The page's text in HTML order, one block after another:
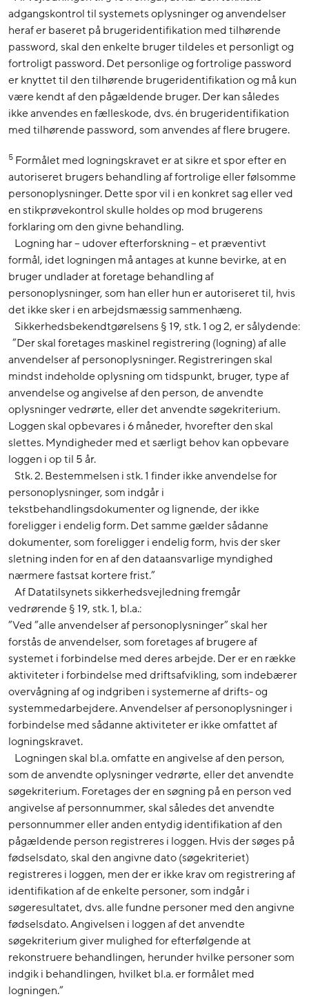
adgangskontrol til systemets oplysninger og anvendelser
heraf er baseret på brugeridentifikation med tilhørende
password, skal den enkelte bruger tildeles et personligt og
fortroligt password. Det personlige og fortrolige password
er knyttet til den tilhørende brugeridentifikation og må kun
være kendt af den pågældende bruger. Der kan således
ikke anvendes en fælleskode, dvs. én brugeridentifikation
med tilhørende password, som anvendes af flere brugere.
5 Formålet med logningskravet er at sikre et spor efter en
autoriseret brugers behandling af fortrolige eller følsomme
personoplysninger. Dette spor vil i en konkret sag eller ved
en stikprøvekontrol skulle holdes op mod brugerens
forklaring om den givne behandling.
Logning har – udover efterforskning – et præventivt
formål, idet logningen må antages at kunne bevirke, at en
bruger undlader at foretage behandling af
personoplysninger, som han eller hun er autoriseret til, hvis
det ikke sker i en arbejdsmæssig sammenhæng.
Sikkerhedsbekendtgørelsens § 19, stk. 1 og 2, er sålydende:
”Der skal foretages maskinel registrering (logning) af alle
anvendelser af personoplysninger. Registreringen skal
mindst indeholde oplysning om tidspunkt, bruger, type af
anvendelse og angivelse af den person, de anvendte
oplysninger vedrørte, eller det anvendte søgekriterium.
Loggen skal opbevares i 6 måneder, hvorefter den skal
slettes. Myndigheder med et særligt behov kan opbevare
loggen i op til 5 år.
Stk. 2. Bestemmelsen i stk. 1 finder ikke anvendelse for
personoplysninger, som indgår i
tekstbehandlingsdokumenter og lignende, der ikke
foreligger i endelig form. Det samme gælder sådanne
dokumenter, som foreligger i endelig form, hvis der sker
sletning inden for en af den dataansvarlige myndighed
nærmere fastsat kortere frist.”
Af Datatilsynets sikkerhedsvejledning fremgår
vedrørende § 19, stk. 1, bl.a.:
”Ved ”alle anvendelser af personoplysninger” skal her
forstås de anvendelser, som foretages af brugere af
systemet i forbindelse med deres arbejde. Der er en række
aktiviteter i forbindelse med driftsafvikling, som indebærer
overvågning af og indgriben i systemerne af drifts- og
systemmedarbejdere. Anvendelser af personoplysninger i
forbindelse med sådanne aktiviteter er ikke omfattet af
logningskravet.
Logningen skal bl.a. omfatte en angivelse af den person,
som de anvendte oplysninger vedrørte, eller det anvendte
søgekriterium. Foretages der en søgning på en person ved
angivelse af personnummer, skal således det anvendte
personnummer eller anden entydig identifikation af den
pågældende person registreres i loggen. Hvis der søges på
fødselsdato, skal den angivne dato (søgekriteriet)
registreres i loggen, men der er ikke krav om registrering af
identifikation af de enkelte personer, som indgår i
søgeresultatet, dvs. alle fundne personer med den angivne
fødselsdato. Angivelsen i loggen af det anvendte
søgekriterium giver mulighed for efterfølgende at
rekonstruere behandlingen, herunder hvilke personer som
indgik i behandlingen, hvilket bl.a. er formålet med
logningen.”